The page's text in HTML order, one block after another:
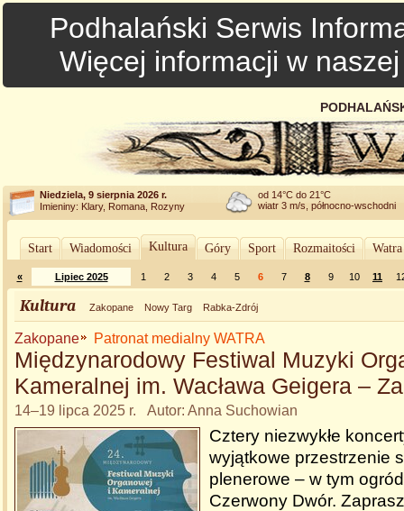
Podhalański Serwis
Więcej informacji w
Niedziela, 9 sierpnia 2026 r.
Imieniny: Klary, Romana, Rozyny
od 14°C do 21°C
wiatr 3 m/s, północno-wschodni
Start Wiadomości Kultura Góry Sport Rozmaitości
« Lipiec 2025 1 2 3 4 5 6 7 8 9 10 11
Kultura Zakopane Nowy Targ Rabka-Zdrój
Zakopane Patronat medialny WATRA
Międzynarodowy Festiwal Muzyki
Kameralnej im. Wacława Geigera –
14–19 lipca 2025 r. Autor: Anna Suchowian
Cztery niezwykłe
wyjątkowe przestrzenie
plenerowe – w tym
Czerwony Dwór.